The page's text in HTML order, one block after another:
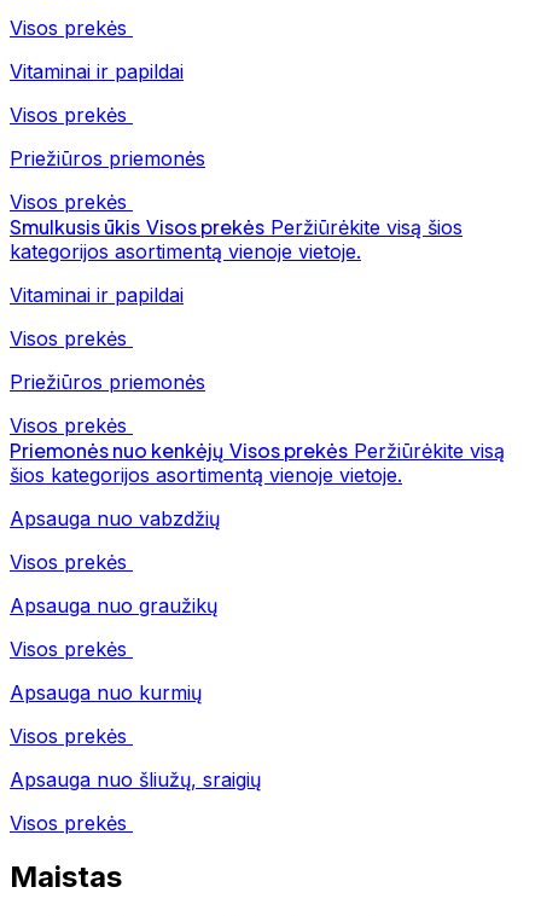
Visos prekės
Vitaminai ir papildai
Visos prekės
Priežiūros priemonės
Visos prekės
Smulkusis ūkis Visos prekės Peržiūrėkite visą šios
kategorijos asortimentą vienoje vietoje.
Vitaminai ir papildai
Visos prekės
Priežiūros priemonės
Visos prekės
Priemonės nuo kenkėjų Visos prekės Peržiūrėkite visą
šios kategorijos asortimentą vienoje vietoje.
Apsauga nuo vabzdžių
Visos prekės
Apsauga nuo graužikų
Visos prekės
Apsauga nuo kurmių
Visos prekės
Apsauga nuo šliužų, sraigių
Visos prekės
Maistas